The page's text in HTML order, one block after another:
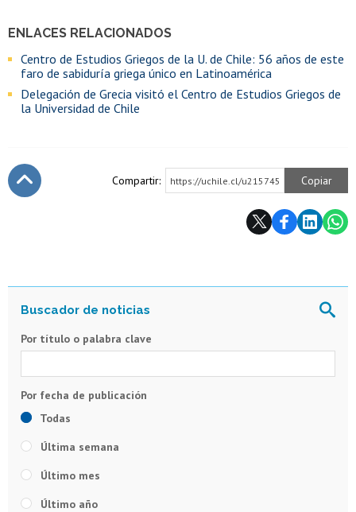
ENLACES RELACIONADOS
Centro de Estudios Griegos de la U. de Chile: 56 años de este
faro de sabiduría griega único en Latinoamérica
Delegación de Grecia visitó el Centro de Estudios Griegos de
la Universidad de Chile
Compartir: https://uchile.cl/u215745 Copiar
Por título o palabra clave
Todas
Última semana
Último mes
Último año